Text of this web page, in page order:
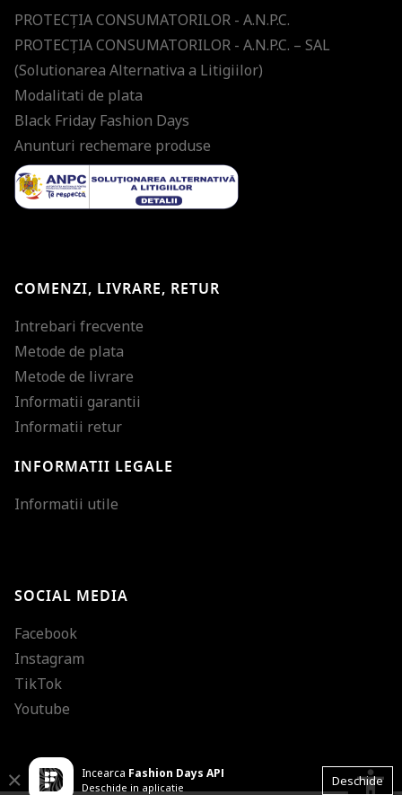
PROTECŢIA CONSUMATORILOR - A.N.P.C.
PROTECŢIA CONSUMATORILOR - A.N.P.C. – SAL
(Solutionarea Alternativa a Litigiilor)
Modalitati de plata
Black Friday Fashion Days
Anunturi rechemare produse
COMENZI, LIVRARE, RETUR
Intrebari frecvente
Metode de plata
Metode de livrare
Informatii garantii
Informatii retur
INFORMATII LEGALE
Informatii utile
SOCIAL MEDIA
Facebook
Instagram
TikTok
Youtube
Incearca Fashion Days APP
Deschide in aplicatie Deschide
Close accessibility
Cursor mare